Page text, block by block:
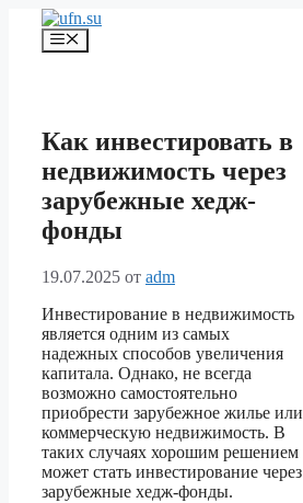
Перейти
содержимому
Меню
Как инвестировать в
недвижимость через
зарубежные хедж-
фонды
19.07.2025 от adm
Инвестирование в недвижимость
является одним из самых
надежных способов увеличения
капитала. Однако, не всегда
возможно самостоятельно
приобрести зарубежное жилье или
коммерческую недвижимость. В
таких случаях хорошим решением
может стать инвестирование через
зарубежные хедж-фонды.